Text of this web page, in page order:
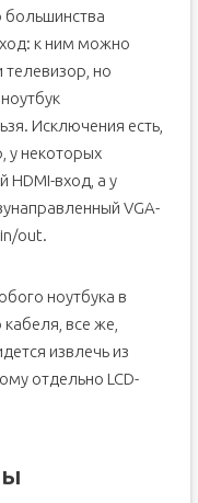
большинства
к ним можно
но
Исключения есть,
у некоторых
HDMI-вход, а у
VGA-
out.
ноутбука в
все же,
извлечь из
отдельно LCD-